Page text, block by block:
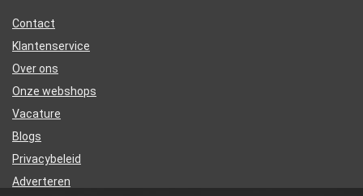
Contact
Klantenservice
Over ons
Onze webshops
Vacature
Blogs
Privacybeleid
Adverteren